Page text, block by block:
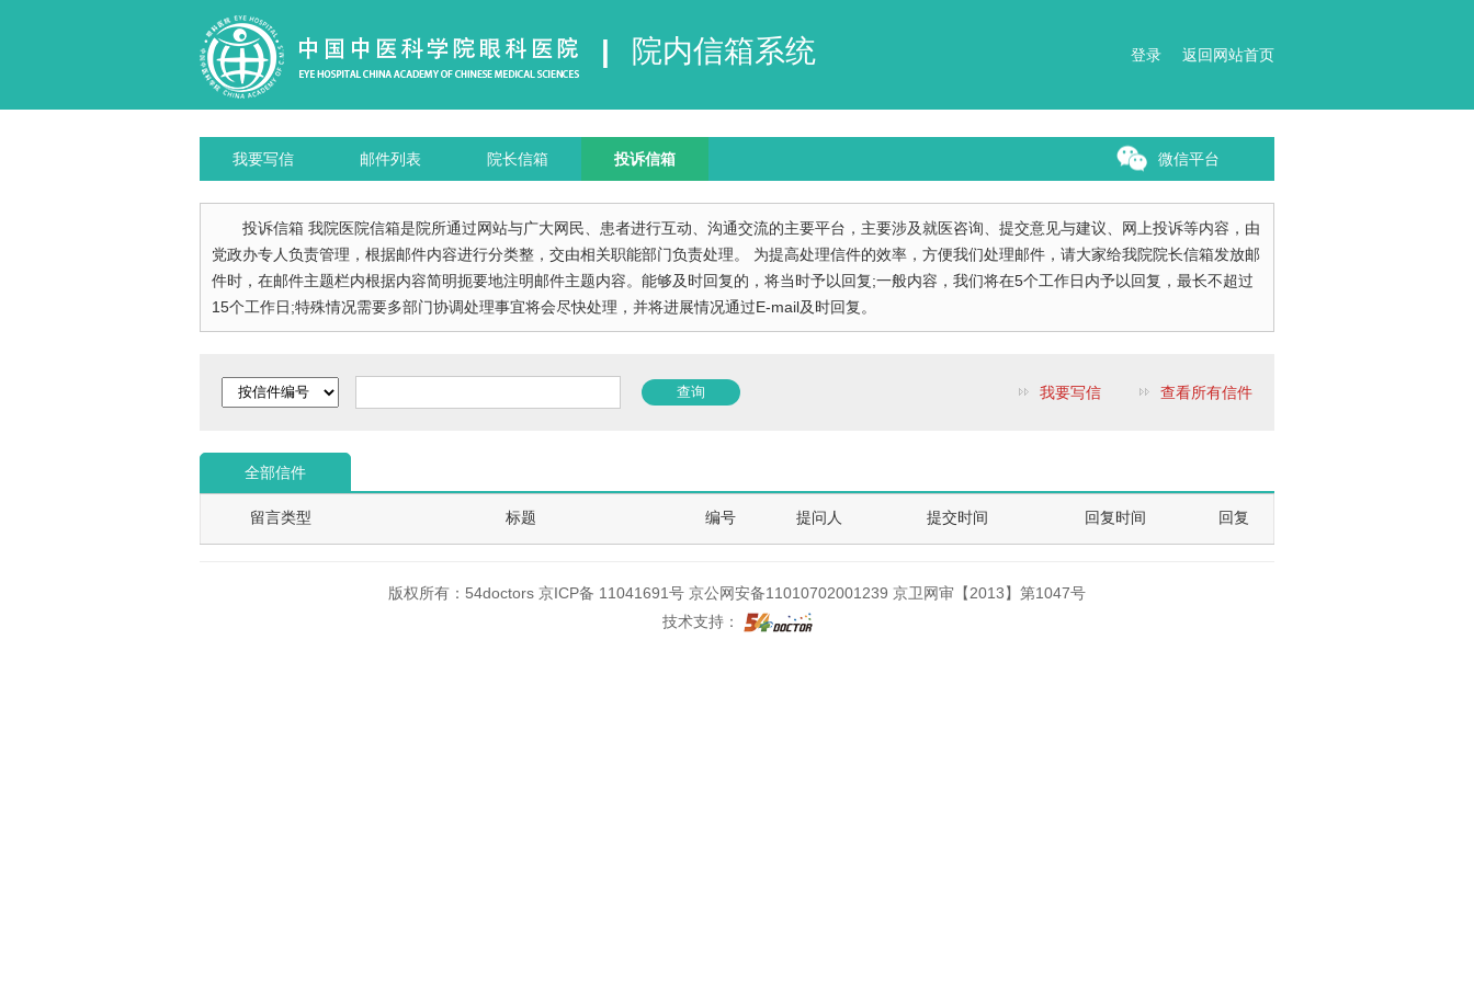
| 院内信箱系统 登录 返回网站首页
我要写信 邮件列表 院长信箱 投诉信箱 微信平台
投诉信箱 我院医院信箱是院所通过网站与广大网民、患者进行互动、沟通交流的主要平台，主要涉及就医咨询、提交意见与建议、网上投诉等内容，由
党政办专人负责管理，根据邮件内容进行分类整，交由相关职能部门负责处理。 为提高处理信件的效率，方便我们处理邮件，请大家给我院院长信箱发放邮
件时，在邮件主题栏内根据内容简明扼要地注明邮件主题内容。能够及时回复的，将当时予以回复;一般内容，我们将在5个工作日内予以回复，最长不超过
15个工作日;特殊情况需要多部门协调处理事宜将会尽快处理，并将进展情况通过E-mail及时回复。
我要写信 查看所有信件
全部信件
留言类型 标题 编号 提问人 提交时间 回复时间 回复
版权所有：54doctors 京ICP备 11041691号 京公网安备11010702001239 京卫网审【2013】第1047号
技术支持：